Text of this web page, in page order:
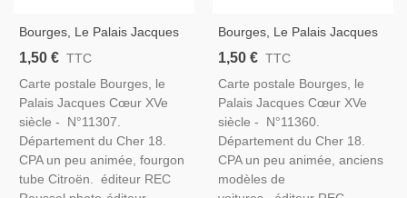
Bourges, Le Palais Jacques
Cœur - Carte Postale Cher
1,50 € TTC
Carte postale Bourges, le
Palais Jacques Cœur XVe
siècle - N°11307.
Département du Cher 18.
CPA un peu animée, fourgon
tube Citroën. éditeur REC
Bourges, Le Palais Jacques
Cœur - Carte Postale Cher
1,50 € TTC
Carte postale Bourges, le
Palais Jacques Cœur XVe
siècle - N°11360.
Département du Cher 18.
CPA un peu animée, anciens
modèles de